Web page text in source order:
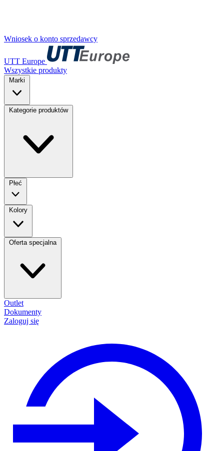
Wniosek o konto sprzedawcy
UTT Europe
Wszystkie produkty
Marki
Kategorie produktów
Płeć
Kolory
Oferta specjalna
Outlet
Dokumenty
Zaloguj się